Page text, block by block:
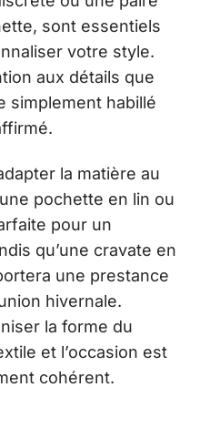
sont essentiels
votre style.
aux détails que
simplement habillé
la matière au
pochette en lin ou
pour un
qu’une cravate en
une prestance
hivernale.
la forme du
et l’occasion est
cohérent.